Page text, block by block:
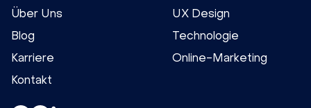
Über Uns
Blog
Karriere
Kontakt
UX Design
Technologie
Online-Marketing